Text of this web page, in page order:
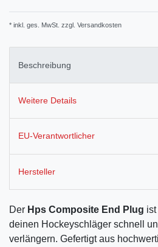
* inkl. ges. MwSt. zzgl. Versandkosten
Beschreibung
Weitere Details
EU-Verantwortlicher
Hersteller
Der Hps Composite End Plug
deinen Hockeyschläger schnell
verlängern. Gefertigt aus